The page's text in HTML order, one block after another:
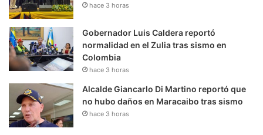
hace 3 horas
Gobernador Luis Caldera reportó
normalidad en el Zulia tras sismo en
Colombia
hace 3 horas
Alcalde Giancarlo Di Martino reportó que
no hubo daños en Maracaibo tras sismo
hace 3 horas